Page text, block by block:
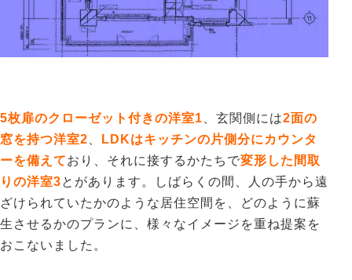
5枚扉のクローゼット付きの洋室1 、玄関側には2面の
窓を持つ洋室2
LDKはキッチンの片側分にカウンタ
ーを備えており、それに接するかたちで変形した間取
りの洋室3とがあります。しばらくの間、人の手から遠
ざけられていたかのような居住空間を、どのように蘇
生させるかのプランに、様々なイメージを重ね提案を
おこないました。